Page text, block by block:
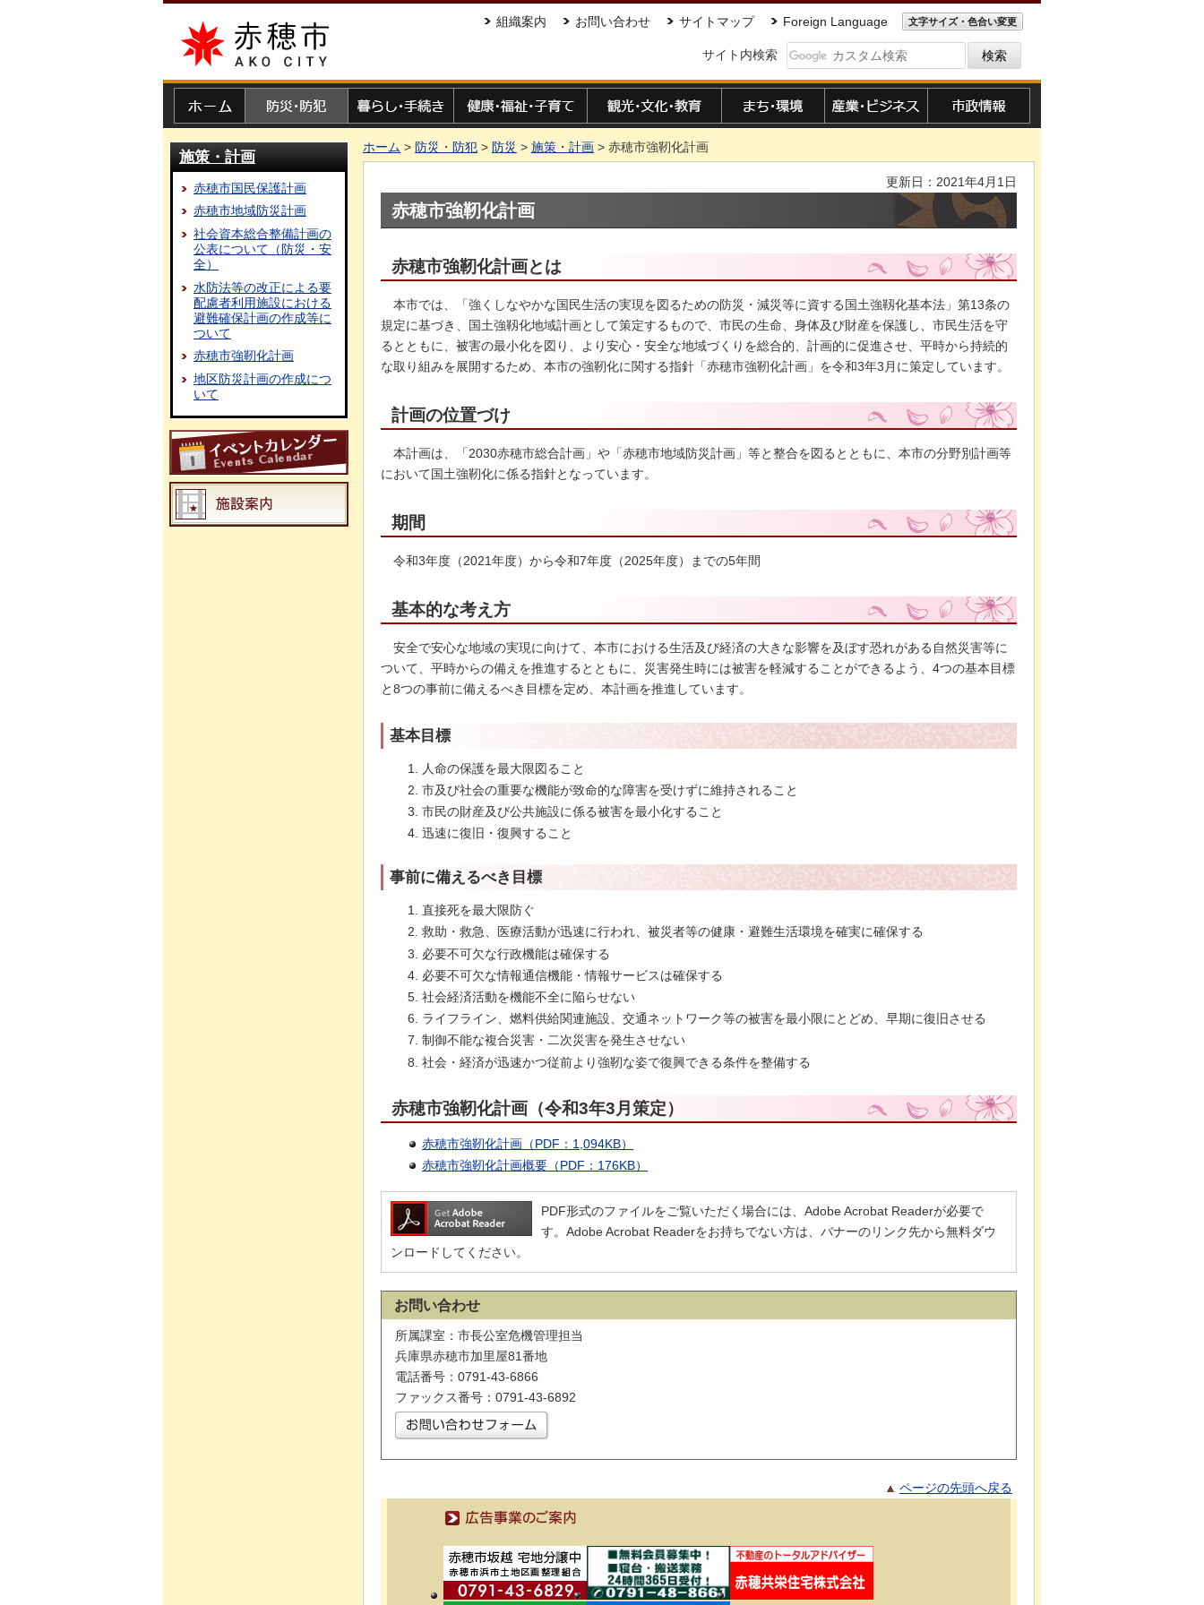
赤穂市 組織案内 お問い合わせ サイトマップ Foreign Language 文字サイズ・色合い変更
サイト内検索
施策・計画
赤穂市国民保護計画
赤穂市地域防災計画
社会資本総合整備計画の
公表について（防災・安
全）
水防法等の改正による要
配慮者利用施設における
避難確保計画の作成等に
ついて
赤穂市強靭化計画
地区防災計画の作成につ
いて
ホーム > 防災・防犯 > 防災 > 施策・計画 > 赤穂市強靭化計画
更新日：2021年4月1日
赤穂市強靭化計画
赤穂市強靭化計画とは
本市では、「強 くしなやかな国民生活の実現を図るための防災・減災等に資する国土強靱化基本法」第13条の
規定に基づき、国土強靱化地域計画として策定するもので、市民の生命、身体及び財産を保護し、市民生活を守
るとともに、被害の最小化を図り、より安心・安全な地域づくりを総合的、計画的に促進させ、平時から持続的
な取り組みを展開するため、本市の強靭化に関する指針「赤穂市強靭化計画」を令和3年3月に策定しています。
計画の位置づけ
本計画は、「2030赤穂市総合計画」や「赤穂市地域防災計画」等と整合を図るとともに、本市の分野別計画等
において国土強靭化に係る指針となっています。
期間
令和3年度（2021年度）から令和7年度（2025年度）までの5年間
基本的な考え方
安全で安心な地域の実現に向けて、本市における生活及び経済の大きな影響を及ぼす恐れがある自然災害等に
ついて、平時からの備えを推進するとともに、災害発生時には被害を軽減することができるよう、4つの基本目標
と8つの事前に備えるべき目標を定め、本計画を推進しています。
基本目標
人命の保護を最大限図ること
市及び社会の重要な機能が致命的な障害を受けずに維持されること
市民の財産及び公共施設に係る被害を最小化すること
迅速に復旧・復興すること
事前に備えるべき目標
直接死を最大限防ぐ
救助・救急、医療活動が迅速に行われ、被災者等の健康・避難生活環境を確実に確保する
必要不可欠な行政機能は確保する
必要不可欠な情報通信機能・情報サービスは確保する
社会経済活動を機能不全に陥らせない
ライフライン、燃料供給関連施設、交通ネットワーク等の被害を最小限にとどめ、早期に復旧させる
制御不能な複合災害・二次災害を発生させない
社会・経済が迅速かつ従前より強靭な姿で復興できる条件を整備する
赤穂市強靭化計画（令和3年3月策定）
赤穂市強靭化計画（PDF：1,094KB）
赤穂市強靭化計画概要（PDF：176KB）
PDF形式のファイルをご覧いただく場合には、Adobe Acrobat Readerが必要で
す。Adobe Acrobat Readerをお持ちでない方は、バナーのリンク先から無料ダウ
ンロードしてください。
お問い合わせ
所属課室：市長公室危機管理担当
兵庫県赤穂市加里屋81番地
電話番号：0791-43-6866
ファックス番号：0791-43-6892
ページの先頭へ戻る
広告事業のご案内